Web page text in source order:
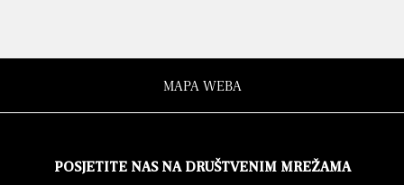
MAPA WEBA
POSJETITE NAS NA DRUŠTVENIM MREŽAMA